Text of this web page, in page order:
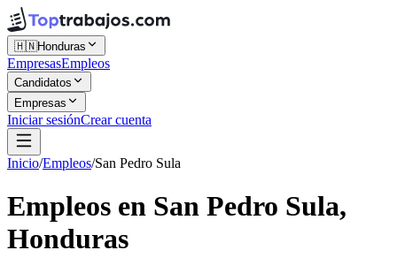
🇭🇳Honduras
EmpresasEmpleos
Candidatos
Empresas
Iniciar sesiónCrear cuenta
Inicio/Empleos/San Pedro Sula
Empleos en San Pedro Sula,
Honduras